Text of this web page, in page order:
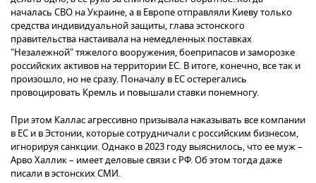
началась СВО на Украине, а в Европе отправляли Киеву только
средства индивидуальной защиты, глава эстонского
правительства настаивала на немедленных поставках
"Незалежной" тяжелого вооружения, боеприпасов и заморозке
российских активов на территории ЕС. В итоге, конечно, все так и
произошло, но не сразу. Поначалу в ЕС остерегались
провоцировать Кремль и повышали ставки понемногу.
При этом Каллас агрессивно призывала наказывать все компании
в ЕС и в Эстонии, которые сотрудничали с российским бизнесом,
игнорируя санкции. Однако в 2023 году выяснилось, что ее муж –
Арво Халлик – имеет деловые связи с РФ. Об этом тогда даже
писали в эстонских СМИ.